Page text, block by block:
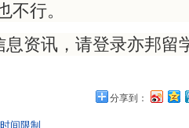
不行。
资讯，请登录亦邦留
分享到：
间限制